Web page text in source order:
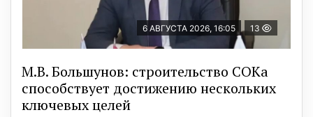
6 АВГУСТА 2026, 16:05 13
М.В. Большунов: строительство СОКа
способствует достижению нескольких
ключевых целей